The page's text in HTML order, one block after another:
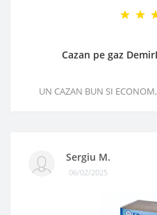
Cazan pe gaz
UN CAZAN BUN SI
Sergiu M.
06/02/2025